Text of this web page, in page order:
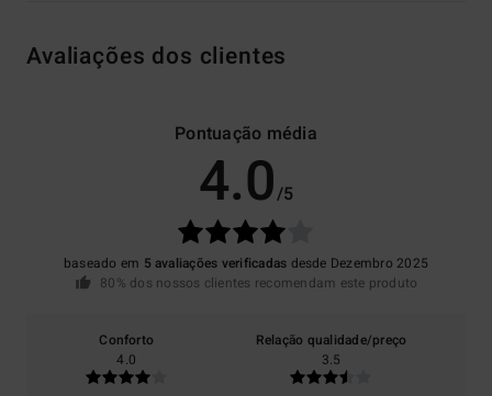
Avaliações dos clientes
Pontuação média
4.0/5
baseado em 5 avaliações verificadas desde Dezembro 2025
80% dos nossos clientes recomendam este produto
Conforto
4.0
Relação qualidade/preço
3.5